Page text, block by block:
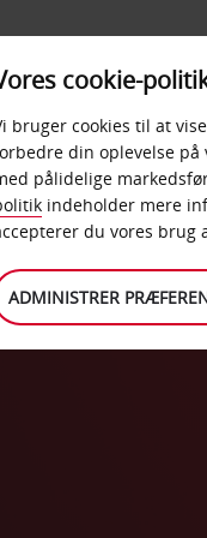
cookie-
bruger cookies til at
din oplevelse på
pålidelige
indeholder mere
du vores brug
ADMINISTRER